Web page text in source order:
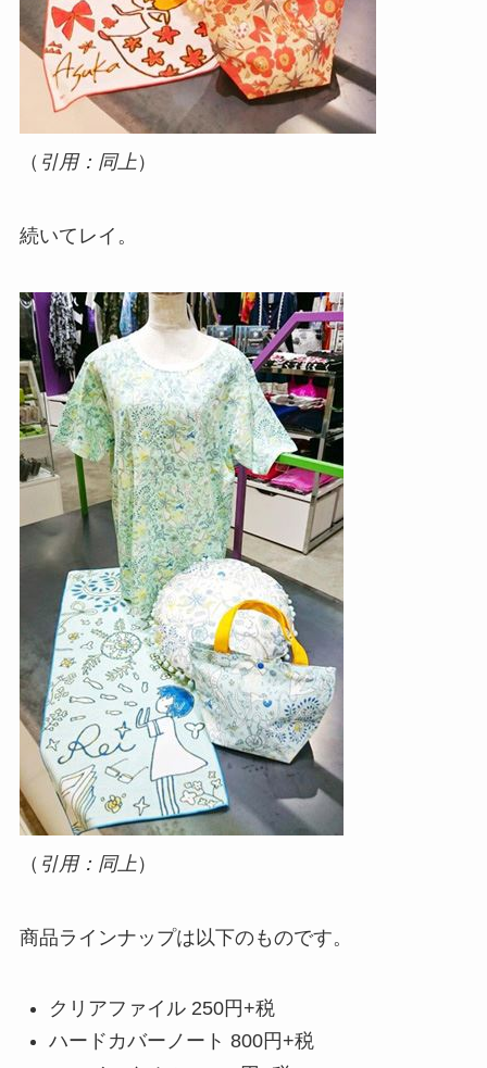
（ 引用：同上）
続いてレイ。
（ 引用：同上）
商品ラインナップは以下のものです。
クリアファイル 250円+税
ハードカバーノート 800円+税